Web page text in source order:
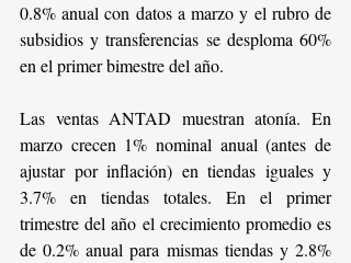
0.8% anual con datos a marzo y el rubro de
subsidios y transferencias se desploma 60%
en el primer bimestre del año.
Las ventas ANTAD muestran atonía. En
marzo crecen 1% nominal anual (antes de
ajustar por inflación) en tiendas iguales y
3.7% en tiendas totales. En el primer
trimestre del año el crecimiento promedio es
de 0.2% anual para mismas tiendas y 2.8%